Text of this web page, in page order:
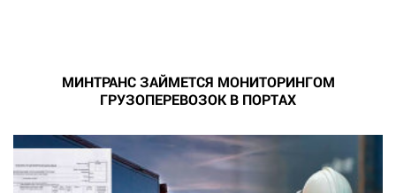
МИНТРАНС ЗАЙМЕТСЯ МОНИТОРИНГОМ
ГРУЗОПЕРЕВОЗОК В ПОРТАХ